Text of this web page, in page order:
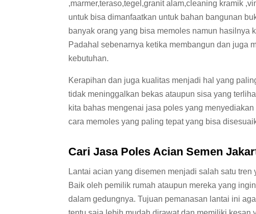
,marmer,teraso,tegel,granit alam,cleaning kramik
untuk bisa dimanfaatkan untuk bahan bangunan
banyak orang yang bisa memoles namun hasilnya
Padahal sebenarnya ketika membangun dan juga
kebutuhan.
Kerapihan dan juga kualitas menjadi hal yang
tidak meninggalkan bekas ataupun sisa yang
kita bahas mengenai jasa poles yang
cara memoles yang paling tepat yang bisa
Cari Jasa Poles Acian Semen
Lantai acian yang disemen menjadi salah satu
Baik oleh pemilik rumah ataupun mereka yang
dalam gedungnya. Tujuan pemanasan lantai ini